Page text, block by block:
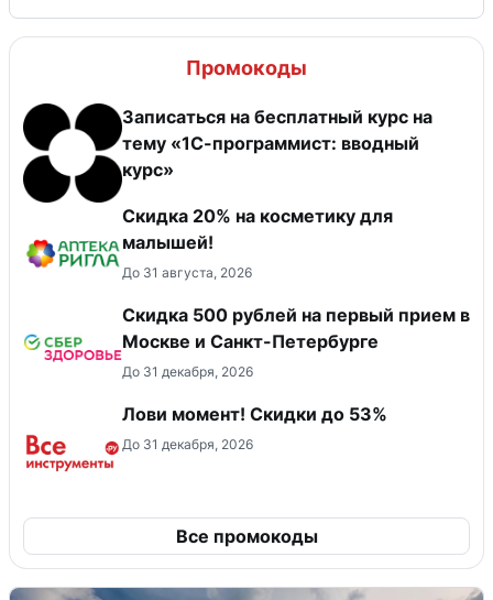
Промокоды
Записаться на бесплатный курс на
тему «1С-программист: вводный
курс»
Скидка 20% на косметику для
малышей!
До 31 августа, 2026
Скидка 500 рублей на первый прием в
Москве и Санкт-Петербурге
До 31 декабря, 2026
Лови момент! Скидки до 53%
До 31 декабря, 2026
Все промокоды